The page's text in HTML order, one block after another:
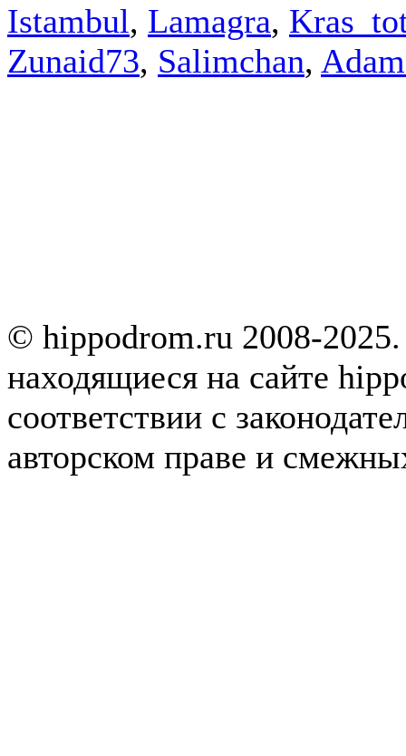
Istambul, Lamagra,
Zunaid73, Salimchan,
© hippodrom.ru 2008-
находящиеся на сайте
соответствии с
авторском праве и